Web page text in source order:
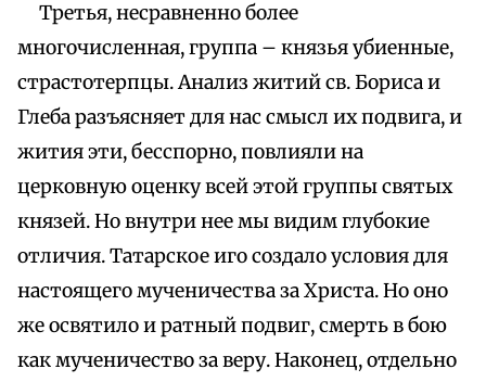
Третья, несравненно более
многочисленная, группа – князья убиенные,
страстотерпцы. Анализ житий св. Бориса и
Глеба разъясняет для нас смысл их подвига, и
жития эти, бесспорно, повлияли на
церковную оценку всей этой группы святых
князей. Но внутри нее мы видим глубокие
отличия. Татарское иго создало условия для
настоящего мученичества за Христа. Но оно
же освятило и ратный подвиг, смерть в бою
как мученичество за веру. Наконец, отдельно